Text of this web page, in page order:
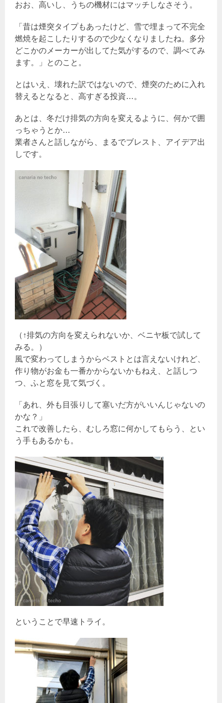
おお、高いし、うちの機材にはマッチしなさそう。
「昔は煙突タイプもあったけど、雪で埋まって不完全
燃焼を起こしたりするので少なくなりましたね。多分
どこかのメーカーが出してた気がするので、調べてみ
ます。」とのこと。
とはいえ、壊れた訳ではないので、煙突のために入れ
替えるとなると、高すぎる投資…。
あとは、冬だけ排気の方向を変えるように、何かで囲
っちゃうとか…
業者さんと話しながら、まるでブレスト、アイデア出
しです。
（↑排気の方向を変えられないか、ベニヤ板で試して
みる。）
風で変わってしまうからベストとは言えないけれど、
作り物がお金も一番かからないかもねえ、と話しつ
つ、ふと窓を見て気づく。
「あれ、外も目張りして塞いだ方がいいんじゃないの
かな？」
これで改善したら、むしろ窓に何かしてもらう、とい
う手もあるかも。
ということで早速トライ。